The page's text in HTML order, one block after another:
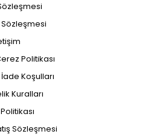
Sözleşmesi
Politikası
Koşulları
Kuralları
Sözleşmesi